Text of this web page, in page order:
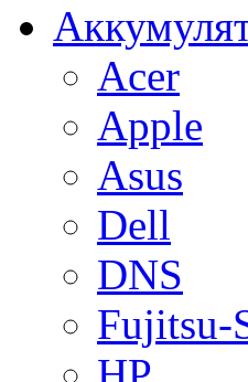
Acer
Apple
Asus
Dell
DNS
Fujitsu-